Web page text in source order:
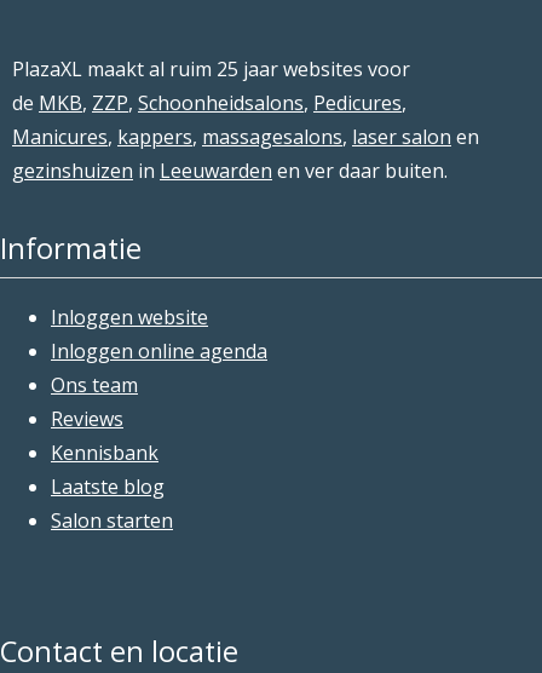
PlazaXL maakt al ruim 25 jaar websites voor
de MKB, ZZP, Schoonheidsalons, Pedicures,
Manicures, kappers, massagesalons, laser salon en
gezinshuizen in Leeuwarden en ver daar buiten.
Informatie
Inloggen website
Inloggen online agenda
Ons team
Reviews
Kennisbank
Laatste blog
Salon starten
Contact en locatie